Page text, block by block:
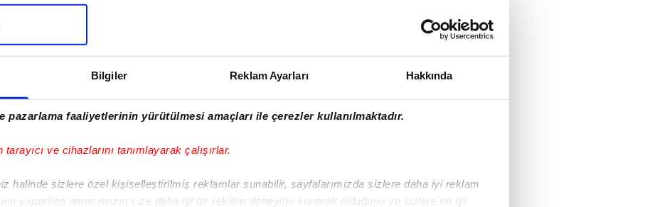
Bilgiler Reklam Ayarları Hakkında
pazarlama faaliyetlerinin yürütülmesi amaçları ile çerezler kullanılmaktadır.
tarayıcı ve cihazlarını tanımlayarak çalışırlar.
halinde sizlere özel kişiselleştirilmiş reklamlar sunabilir, sayfalarımızda sizlere daha iyi reklam
yaparken amacımızın size daha iyi bir reklam deneyimi sunmak olduğunu ve sizlere en iyi
LIGI
"Buruk'un o tercihi